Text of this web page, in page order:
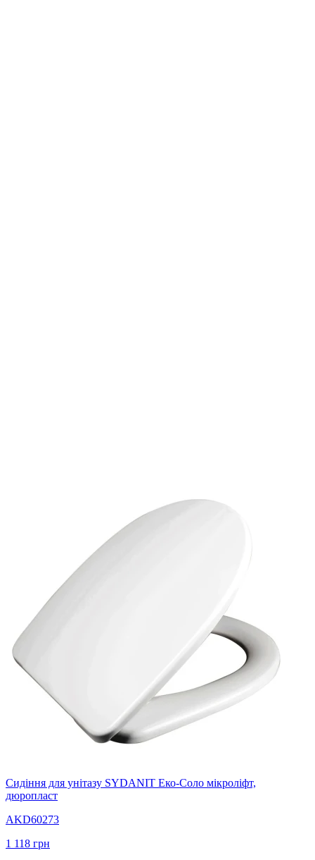
Сидіння для унітазу SYDANIT Еко-Соло мікроліфт,
дюропласт
AKD60273
1 118 грн